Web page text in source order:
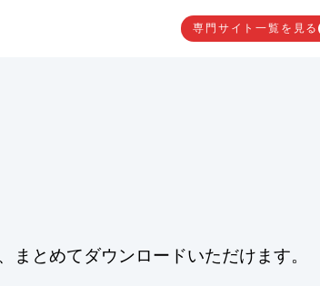
専門サイト一覧を見る
とめてダウンロードいただけます。